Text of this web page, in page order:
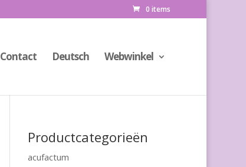
0 items
Contact Deutsch Webwinkel
Productcategorieën
acufactum